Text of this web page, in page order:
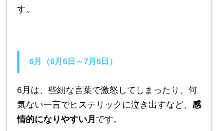
す。
6月（6月6日～7月6日）
6月は、些細な言葉で激怒してしまったり、何
気ない一言でヒステリックに泣き出すなど、 感
情的になりやすい月 です。